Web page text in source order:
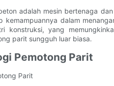
adalah mesin bertenaga
kemampuannya dalam
konstruksi, yang
parit sungguh luar biasa.
Pemotong Parit
Parit